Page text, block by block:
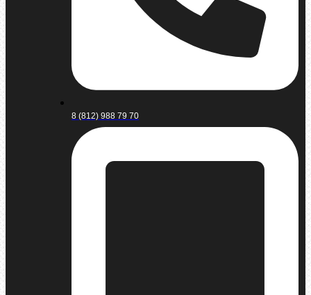
8 (812) 988 79 70